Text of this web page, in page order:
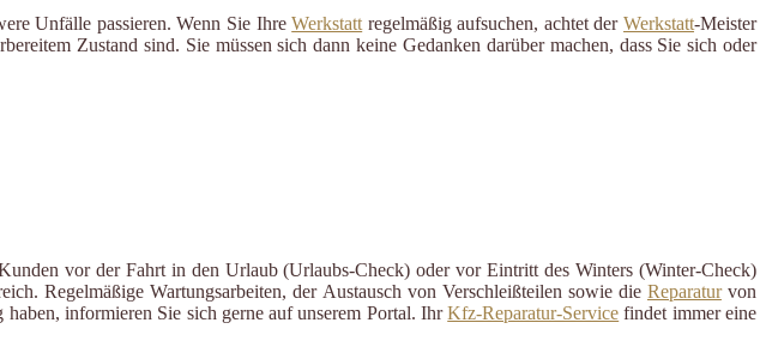
Unfälle passieren. Wenn Sie IhreWerkstatt regelmäßig aufsuchen, achtet derWerkstatt-Meister
Zustand sind. Sie müssen sich dann keine Gedanken darüber machen, dass Sie sich oder
vor der Fahrt in den Urlaub (Urlaubs-Check) oder vor Eintritt des Winters (Winter-Check)
Regelmäßige Wartungsarbeiten, der Austausch von Verschleißteilen sowie die Reparaturvon
informieren Sie sich gerne auf unserem Portal. IhrKfz-Reparatur-Service findet immer eine